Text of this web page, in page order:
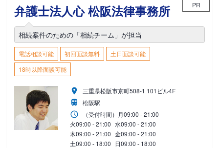
弁護士法人心 松阪法律事務所 PR
相続案件のための「相続チーム」が担当
電話相談可能 初回面談無料
土日面談可能
18時以降面談可能
三重県松阪市京町508-1 101ビル4F
松阪駅
（受付時間） 月09:00 - 21:00
火09:00 - 21:00 水09:00 - 21:00
木09:00 - 21:00 金09:00 - 21:00
土09:00 - 18:00 日09:00 - 18:00